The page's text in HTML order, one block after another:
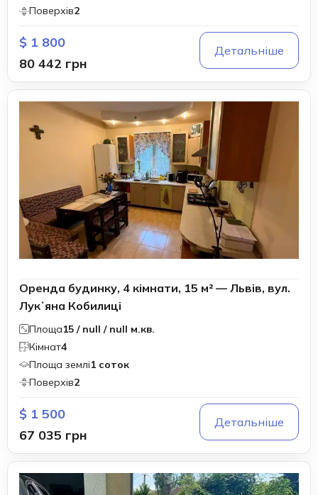
Поверхів2
$ 1 800
80 442 грн
Детальніше
Оренда будинку, 4 кімнати, 15 м² — Львів, вул.
Лукʼяна Кобилиці
Площа15 / null / null м.кв.
Кімнат4
Площа землі1 соток
Поверхів2
$ 1 500
67 035 грн
Детальніше